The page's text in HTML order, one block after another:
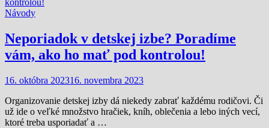
Návody
Neporiadok v detskej izbe? Poradíme
vám, ako ho mať pod kontrolou!
16. októbra 202316. novembra 2023
Organizovanie detskej izby dá niekedy zabrať každému rodičovi. Či
už ide o veľké množstvo hračiek, kníh, oblečenia a lebo iných vecí,
ktoré treba usporiadať a …